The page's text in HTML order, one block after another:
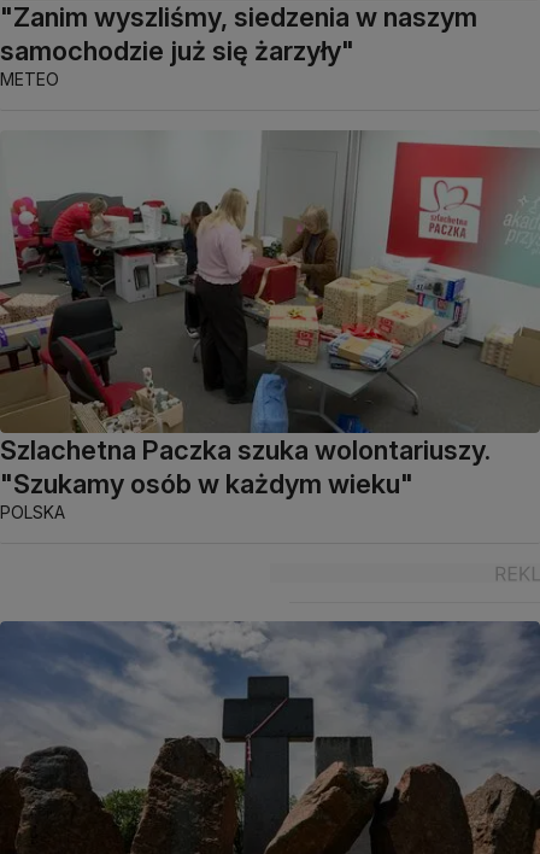
"Zanim wyszliśmy, siedzenia w naszym
samochodzie już się żarzyły"
METEO
Szlachetna Paczka szuka wolontariuszy.
"Szukamy osób w każdym wieku"
POLSKA